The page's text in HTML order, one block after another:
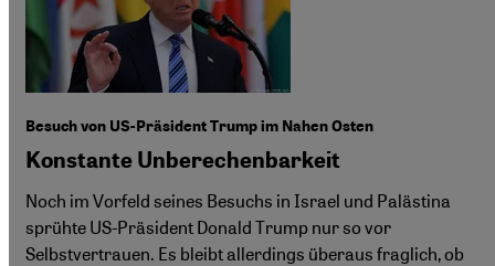
Besuch von US-Präsident Trump im Nahen Osten
Konstante Unberechenbarkeit
Noch im Vorfeld seines Besuchs in Israel und Palästina
sprühte US-Präsident Donald Trump nur so vor
Selbstvertrauen. Es bleibt allerdings überaus fraglich, ob